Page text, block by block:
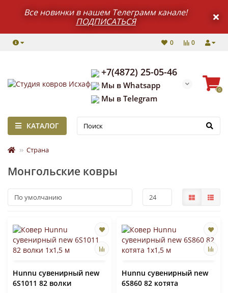
Все новинки в нашем Телеграмм канале!
ПОДПИСАТЬСЯ
0
0
+7(4872) 25-05-46
Мы в Whatsapp
Мы в Telegram
0
КАТАЛОГ
Страна
Монгольские ковры
Hunnu сувенирный new
6S1011 82 волки
Hunnu сувенирный new
6S860 82 котята